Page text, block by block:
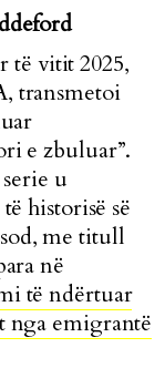
të vitit 2025,
transmetoi
e zbuluar”.
u
historisë së
me titull
në
të ndërtuar
nga emigrantë